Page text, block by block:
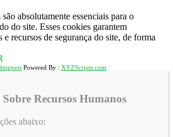
absolutamente essenciais para o
do site. Esses cookies garantem
e recursos de segurança do site, de forma
Powered By : XYZScripts.com
Sobre Recursos Humanos
abaixo: